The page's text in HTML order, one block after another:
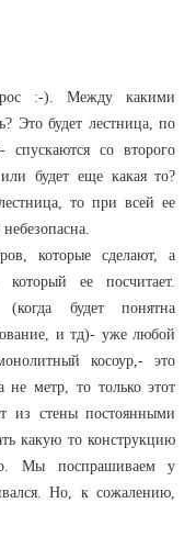
:-). Между какими
Это будет лестница, по
спускаются со второго
будет еще какая то?
то при всей ее
которые сделают, а
который ее посчитает.
будет понятна
и тд)- уже любой
косоур,- это
метр, то только этот
из стены постоянными
какую то конструкцию
Мы поспрашиваем у
Но, к сожалению,